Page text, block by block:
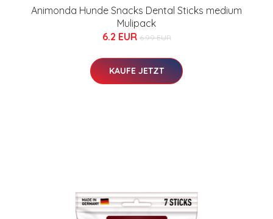
Animonda Hunde Snacks Dental Sticks medium
Mulipack
6.2 EUR 6.99 EUR
KAUFE JETZT